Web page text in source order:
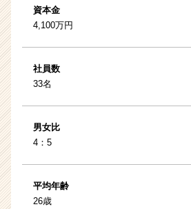
資本金
4,100万円
社員数
33名
男女比
4：5
平均年齢
26歳